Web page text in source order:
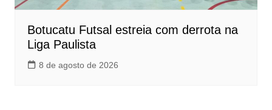
Botucatu Futsal estreia com derrota na
Liga Paulista
8 de agosto de 2026